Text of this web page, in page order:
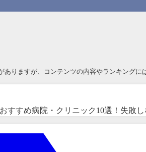
ありますが、コンテンツの内容やランキング
すすめ病院・クリニック10選！失敗